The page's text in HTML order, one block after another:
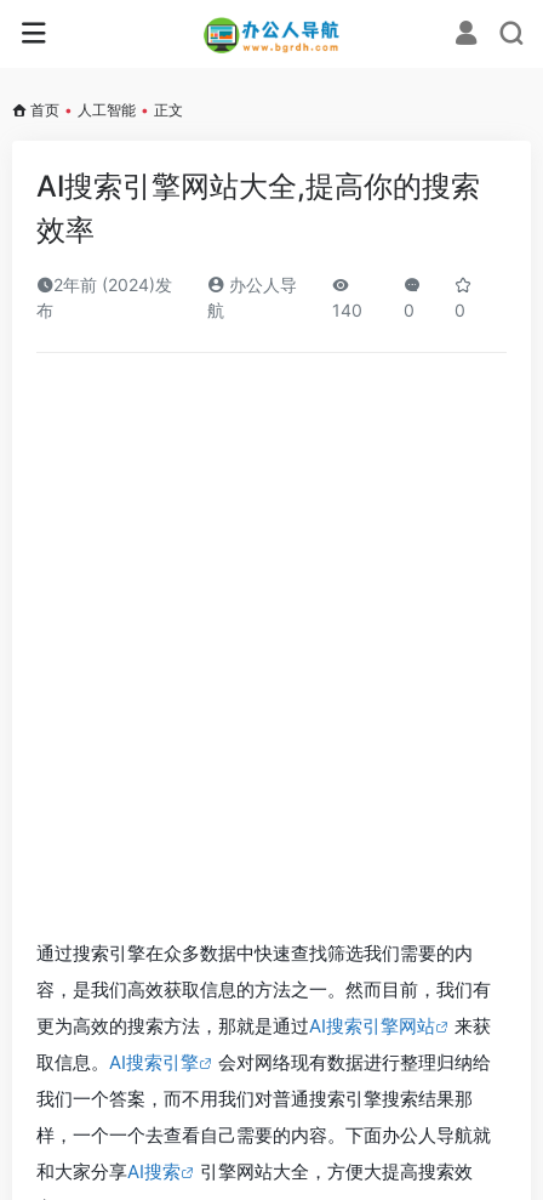
首页 • 人工智能 • 正文
AI搜索引擎网站大全,提高你的搜索
效率
2年前 (2024)发
布
办公人导
航
140 0 0
通过搜索引擎在众多数据中快速查找筛选我们需要的内
容，是我们高效获取信息的方法之一。然而目前，我们有
更为高效的搜索方法，那就是通过AI搜索引擎网站
来获
取信息。 AI搜索引擎
会对网络现有数据进行整理归纳给
我们一个答案，而不用我们对普通搜索引擎搜索结果那
样，一个一个去查看自己需要的内容。下面办公人导航就
和大家分享AI搜索
引擎网站大全，方便大提高搜索效